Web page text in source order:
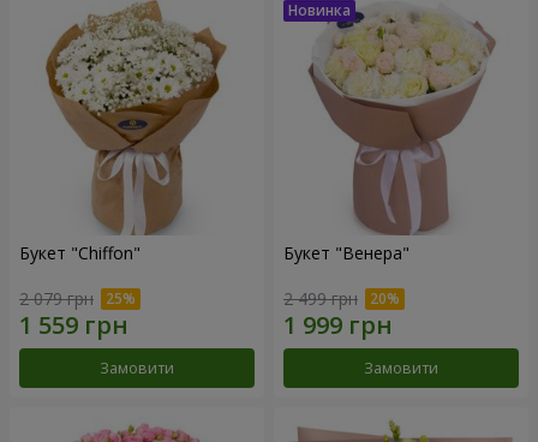
Букет "Chiffon"
2 079 грн
Замовити
Букет "Венера"
2 499 грн
Замовити